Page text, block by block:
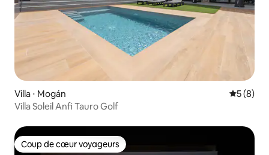
Villa ⋅ Mogán
5 (8)
Villa Soleil Anfi Tauro Golf
Coup de cœur voyageurs
Coup de cœur voyageurs